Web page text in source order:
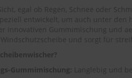
egal ob Regen, Schnee oder
entwickelt, um auch unter
innovativen Gummimischung und
und sorgt für
Gummimischung: Langlebig und